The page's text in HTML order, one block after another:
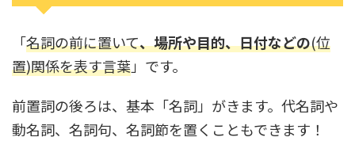
「名詞の前に置いて、場所や目的、日付などの(位
置)関係を表す言葉」です。
前置詞の後ろは、基本「名詞」がきます。代名詞や
動名詞、名詞句、名詞節を置くこともできます！